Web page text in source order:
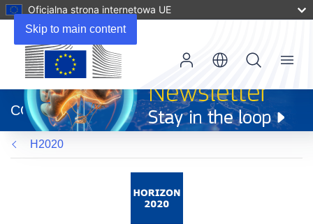
Skip to main content
Oficjalna strona internetowa UE
otworzy
się
w
nowym
oknie)
CORDIS
Menu
H2020